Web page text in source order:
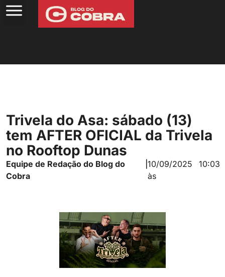
Trivela do Asa: sábado (13)
tem AFTER OFICIAL da Trivela
no Rooftop Dunas
Equipe de Redação do Blog do
Cobra
|10/09/2025
às
10:03